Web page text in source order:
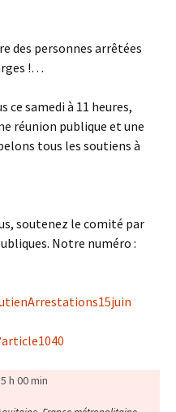
des personnes arrêtées
!…
ce samedi à 11 heures,
réunion publique et une
tous les soutiens à
soutenez le comité par
Notre numéro :
h 00 min